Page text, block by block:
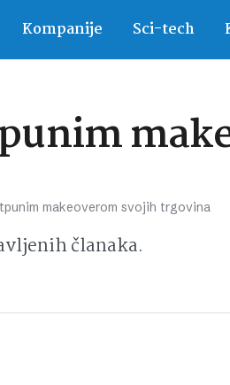
Kompanije Sci-tech
makeoverom svojih trgovina
članaka.